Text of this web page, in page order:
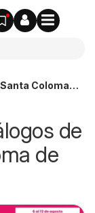
Coloma
de
de